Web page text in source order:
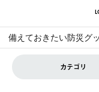
カテゴリ